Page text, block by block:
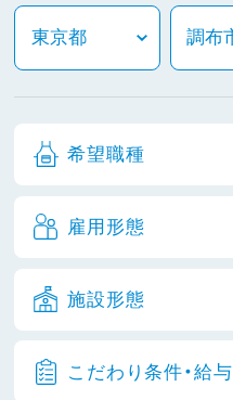
希望職種
雇用形態
施設形態
こだわり条件・給与